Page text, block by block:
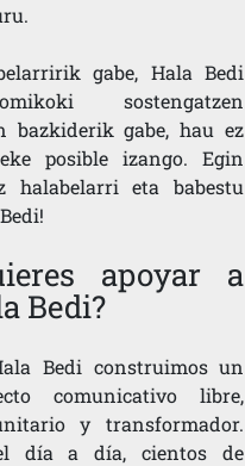
gabe, Hala Bedi
sostengatzen
bazkiderik gabe, hau ez
posible izango. Egin
halabelarri eta babestu
apoyar a
Bedi?
Bedi construimos un
comunicativo libre,
y transformador.
día a día, cientos de